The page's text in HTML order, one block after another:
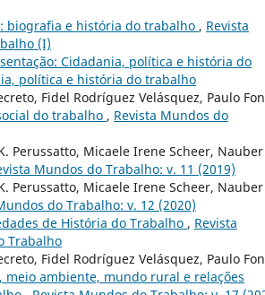
biografia e história do trabalho , Revista
(I)
Cidadania, política e história do
política e história do trabalho
Fidel Rodríguez Velásquez, Paulo
do trabalho , Revista Mundos do
Perussatto, Micaele Irene Scheer, Nauber
Mundos do Trabalho: v. 11 (2019)
Perussatto, Micaele Irene Scheer, Nauber
do Trabalho: v. 12 (2020)
de História do Trabalho , Revista
Trabalho
Fidel Rodríguez Velásquez, Paulo
meio ambiente, mundo rural e relações